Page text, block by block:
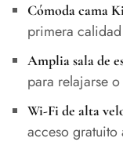
Cómoda cama
primera
Amplia sala de
para relajarse o
Wi-Fi de alta
acceso gratuito